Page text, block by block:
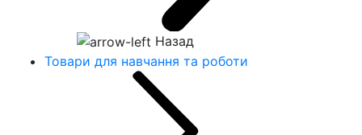
Назад
Товари для навчання та роботи